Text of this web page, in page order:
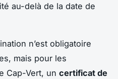
au-delà de la date de
n’est obligatoire
mais pour les
Cap-Vert, un certificat de